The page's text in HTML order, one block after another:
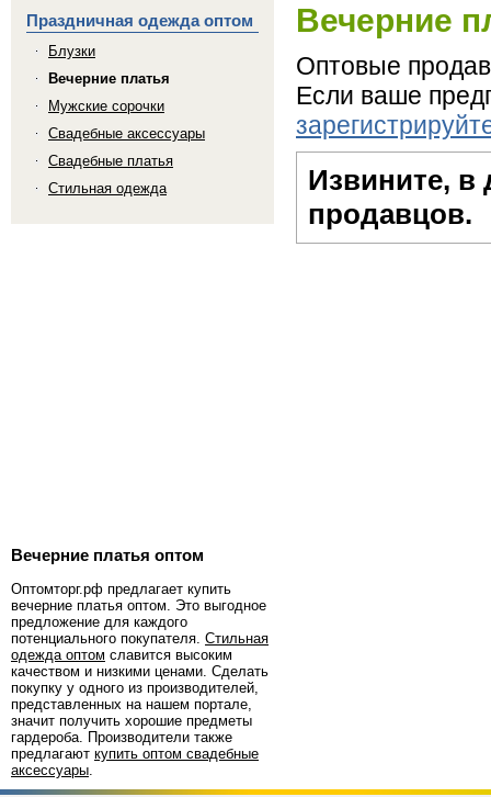
Вечерние
Оптовые
Если ваше
Извините, в
продавцов.
Праздничная одежда оптом
Блузки
Вечерние платья
Мужские сорочки
Свадебные аксессуары
Свадебные платья
Стильная одежда
Вечерние платья оптом
Оптомторг.рф предлагает купить
вечерние платья оптом. Это выгодное
предложение для каждого
потенциального покупателя. Стильная
одежда оптом славится высоким
качеством и низкими ценами. Сделать
покупку у одного из производителей,
представленных на нашем портале,
значит получить хорошие предметы
гардероба. Производители также
предлагают купить оптом свадебные
аксессуары.